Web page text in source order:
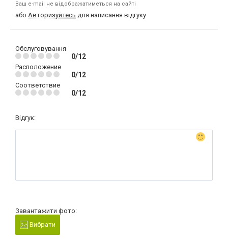
Ваш e-mail не відображатиметься на сайті
або Авторизуйтесь для написання відгуку
Обслуговування
0/12
Расположение
0/12
Соответствие
0/12
Відгук:
Завантажити фото:
Вибрати